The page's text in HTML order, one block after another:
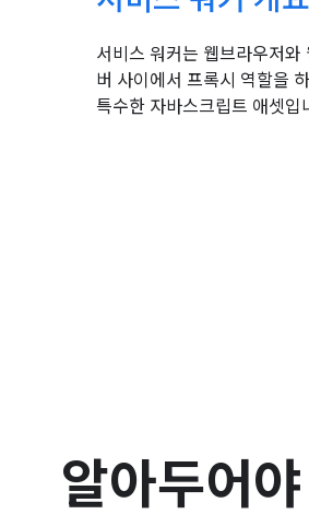
서비스 워커는 웹브라우저와
버 사이에서 프록시 역할을
특수한 자바스크립트 애셋입
알아두어